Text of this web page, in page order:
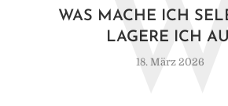
WAS MACHE ICH
LAGERE ICH
18. März 2026